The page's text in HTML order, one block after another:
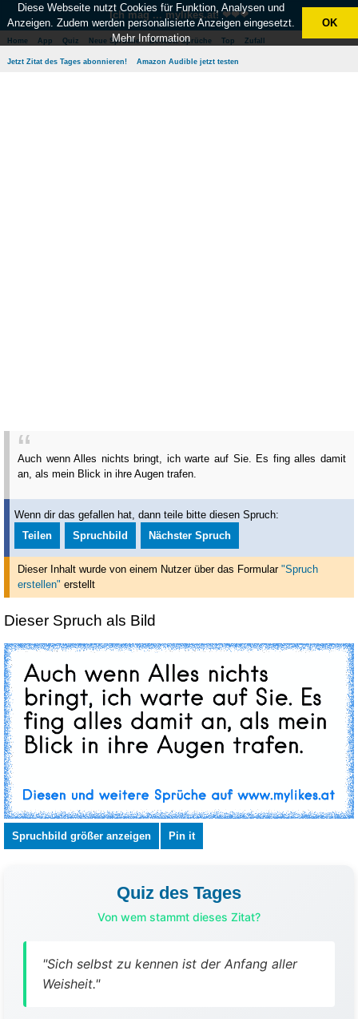
Ich mag ... mylikes.at! ❤❤❤
Home App Quiz Neue Sprüche Beliebte Sprüche Top Zufall
Jetzt Zitat des Tages abonnieren! Amazon Audible jetzt testen
Auch wenn Alles nichts bringt, ich warte auf Sie. Es fing alles damit
an, als mein Blick in ihre Augen trafen.
Wenn dir das gefallen hat, dann teile bitte diesen Spruch:
Teilen
Spruchbild Nächster Spruch
Dieser Inhalt wurde von einem Nutzer über das Formular "Spruch
erstellen" erstellt
Dieser Spruch als Bild
Spruchbild größer anzeigen Pin it
Quiz des Tages
Von wem stammt dieses Zitat?
"Sich selbst zu kennen ist der Anfang aller
Weisheit."
Diese Webseite nutzt Cookies für Funktion, Analysen und
Anzeigen. Zudem werden personalisierte Anzeigen eingesetzt.
Mehr Information
OK